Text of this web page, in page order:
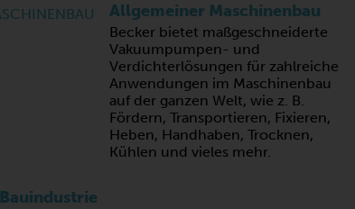
Allgemeiner Maschinenbau
Becker bietet maßgeschneiderte
Vakuumpumpen- und
Verdichterlösungen für zahlreiche
Anwendungen im Maschinenbau
auf der ganzen Welt, wie z. B.
Fördern, Transportieren, Fixieren,
Heben, Handhaben, Trocknen,
Kühlen und vieles mehr.
Bauindustrie